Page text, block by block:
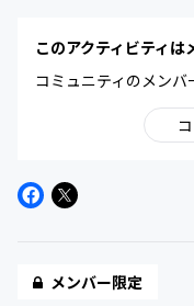
このアクティビティは
コミュニティのメンバ
メンバー限定